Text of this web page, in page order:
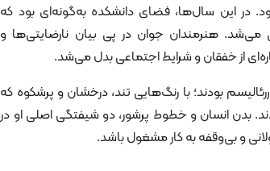
در این سال‌ها، فضای دانشکده به‌گونه‌ای بود که
می‌شد. هنرمندان جوان در پی بیان نارضایتی‌ها و
از خفقان و شرایط اجتماعی بدل می‌شد.
بودند؛ با رنگ‌هایی تند، درخشان و پرشکوه که
بدن انسان و خطوط پرشور، دو شیفتگی اصلی او در
و بی‌وقفه به کار مشغول باشد.